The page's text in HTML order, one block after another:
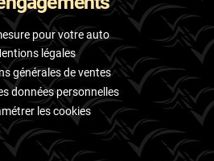
pour votre auto
légales
générales de ventes
données personnelles
les cookies